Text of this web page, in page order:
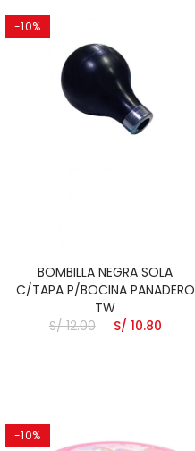
-10%
BOMBILLA NEGRA SOLA
C/TAPA P/BOCINA PANADERO
TW
S/ 12.00
S/ 10.80
-10%